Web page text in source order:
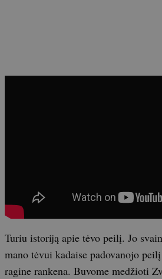
Turiu istoriją apie tėvo peilį. Jo
mano tėvui kadaise padovanojo
ragine rankena. Buvome medžioti